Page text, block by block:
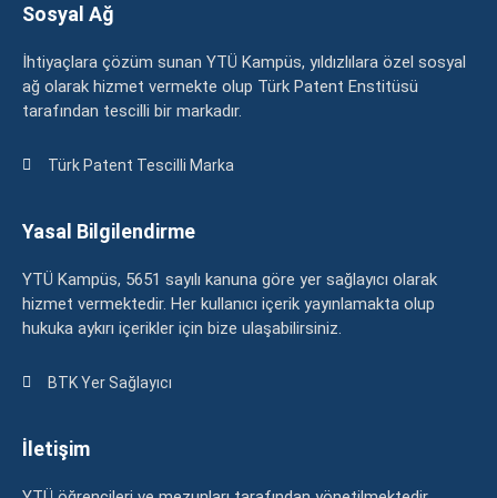
Sosyal Ağ
İhtiyaçlara çözüm sunan YTÜ Kampüs, yıldızlılara özel sosyal
ağ olarak hizmet vermekte olup Türk Patent Enstitüsü
tarafından tescilli bir markadır.
Türk Patent Tescilli Marka
Yasal Bilgilendirme
YTÜ Kampüs, 5651 sayılı kanuna göre yer sağlayıcı olarak
hizmet vermektedir. Her kullanıcı içerik yayınlamakta olup
hukuka aykırı içerikler için bize ulaşabilirsiniz.
BTK Yer Sağlayıcı
İletişim